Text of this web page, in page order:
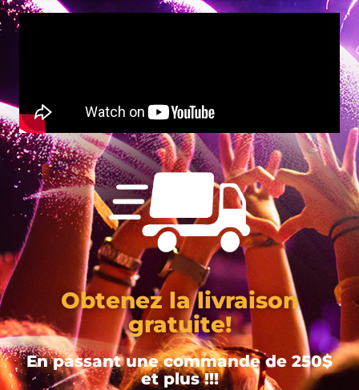
Obtenez la livraison
gratuite!
En passant une commande de 250$
et plus !!!